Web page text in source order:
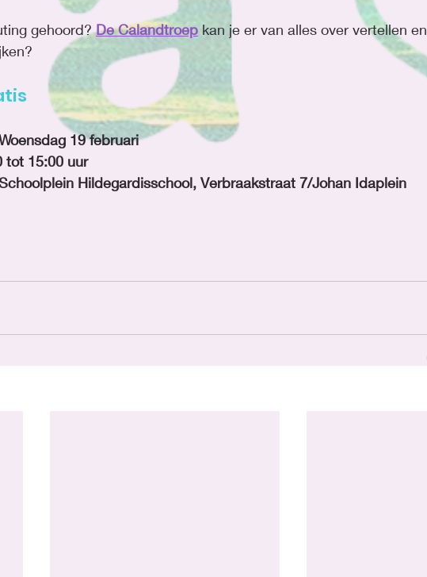
gehoord? De Calandtroep kan je er van alles over vertellen en
Woensdag 19 februari
tot 15:00 uur
Schoolplein Hildegardisschool, Verbraakstraat 7/Johan Idaplein